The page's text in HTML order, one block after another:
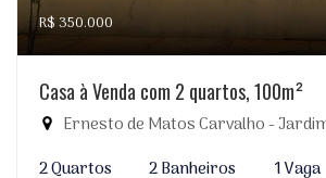
R$ 350.000
Casa à Venda com 2 quartos, 100m²
Ernesto de Matos Carvalho - Jardim Água
2 Quartos
2 Banheiros 1 Vaga